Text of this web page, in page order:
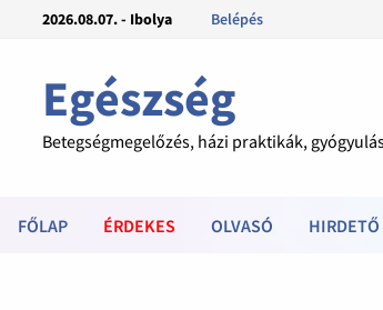
2026.08.07. - Ibolya Belépés
Egészség
Betegségmegelőzés, házi praktikák,
FŐLAP ÉRDEKES OLVASÓ HIRDETŐ